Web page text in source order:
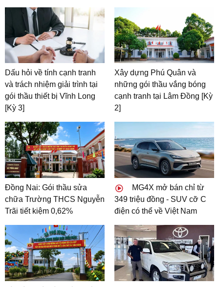
Dấu hỏi về tính cạnh tranh
và trách nhiệm giải trình tại
gói thầu thiết bị Vĩnh Long
[Kỳ 3]
Xây dựng Phú Quân và
những gói thầu vắng bóng
cạnh tranh tại Lâm Đồng [Kỳ
2]
Đồng Nai: Gói thầu sửa
chữa Trường THCS Nguyễn
Trãi tiết kiệm 0,62%
MG4X mở bán chỉ từ
349 triệu đồng - SUV cỡ C
điện có thể về Việt Nam